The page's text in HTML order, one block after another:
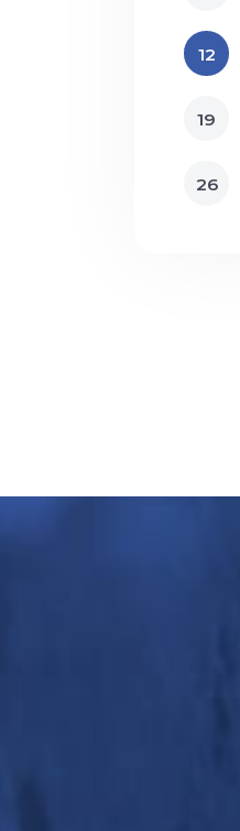
12
19
26
Plus d'infos